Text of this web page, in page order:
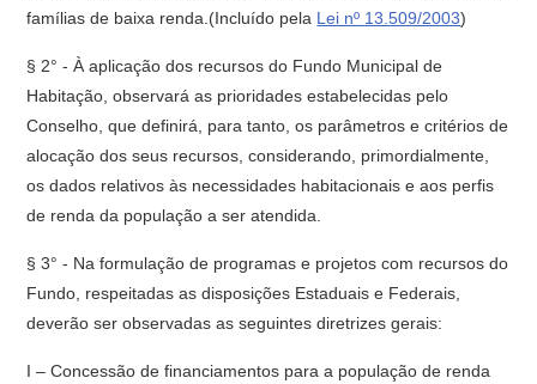
famílias de baixa renda.(Incluído pela Lei nº 13.509/2003)
§ 2° - À aplicação dos recursos do Fundo Municipal de
Habitação, observará as prioridades estabelecidas pelo
Conselho, que definirá, para tanto, os parâmetros e critérios de
alocação dos seus recursos, considerando, primordialmente,
os dados relativos às necessidades habitacionais e aos perfis
de renda da população a ser atendida.
§ 3° - Na formulação de programas e projetos com recursos do
Fundo, respeitadas as disposições Estaduais e Federais,
deverão ser observadas as seguintes diretrizes gerais:
I – Concessão de financiamentos para a população de renda